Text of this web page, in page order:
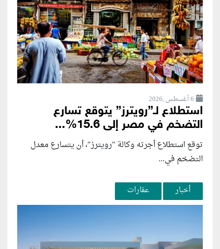
6 أغسطس ,2026
استطلاع لـ”رويترز” يتوقع تسارع
التضخم في مصر إلى 15.6%...
توقع استطلاع أجرته وكالة "رويترز"، أن يتسارع ‌معدل
التضخم في...
أخبار عقارات